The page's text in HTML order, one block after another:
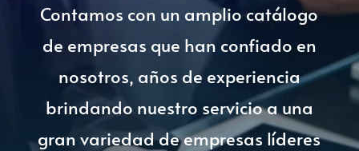
Contamos con un amplio catálogo
de empresas que han confiado en
nosotros, años de experiencia
brindando nuestro servicio a una
gran variedad de empresas líderes